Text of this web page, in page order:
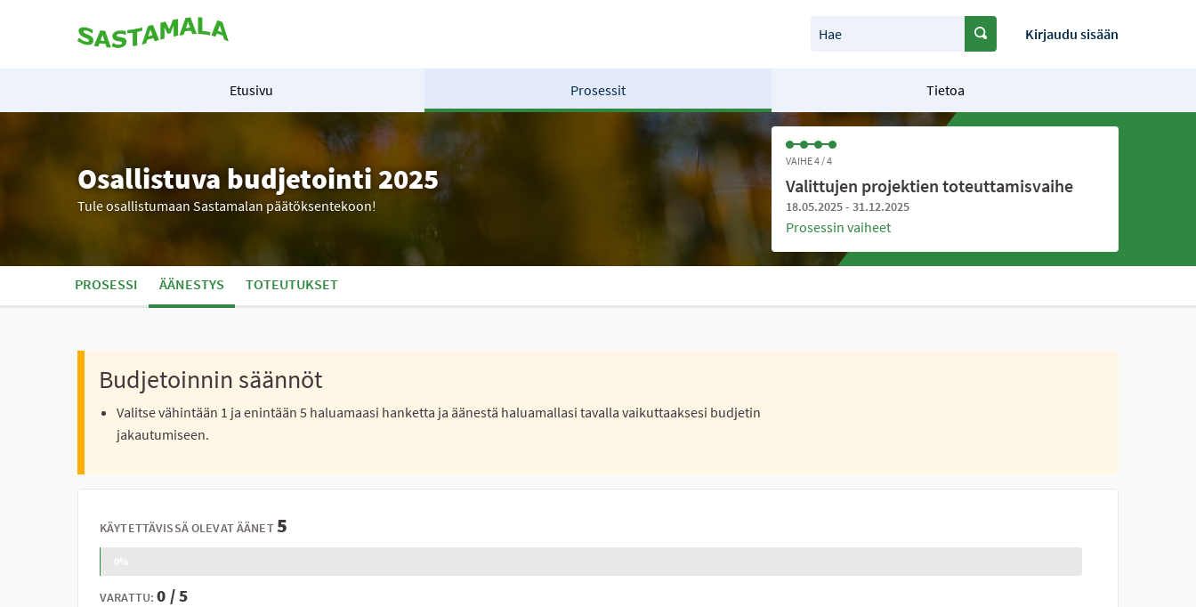
Hae Kirjaudu sisään
Etusivu Prosessit Tietoa
Osallistuva budjetointi 2025
Tule osallistumaan Sastamalan päätöksentekoon!
VAIHE 4 / 4
Valittujen projektien toteuttamisvaihe
18.05.2025 - 31.12.2025
Prosessin vaiheet
PROSESSI ÄÄNESTYS TOTEUTUKSET
Budjetoinnin säännöt
Valitse vähintään 1 ja enintään 5 haluamaasi hanketta ja äänestä haluamallasi tavalla vaikuttaaksesi budjetin
jakautumiseen.
KÄYTETTÄVISSÄ OLEVAT ÄÄNET5
VARATTU:0 / 5